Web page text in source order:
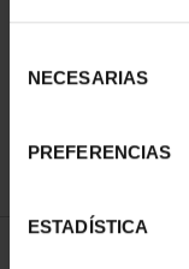
NECESARIAS
PREFERENCIAS
ESTADÍSTICA
73,00 €